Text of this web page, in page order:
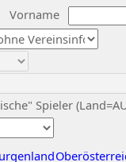
Vorname
Spieler